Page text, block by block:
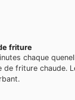
friture
chaque
de friture chaude.